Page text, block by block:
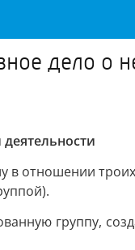
дело о
в отношении
группу,